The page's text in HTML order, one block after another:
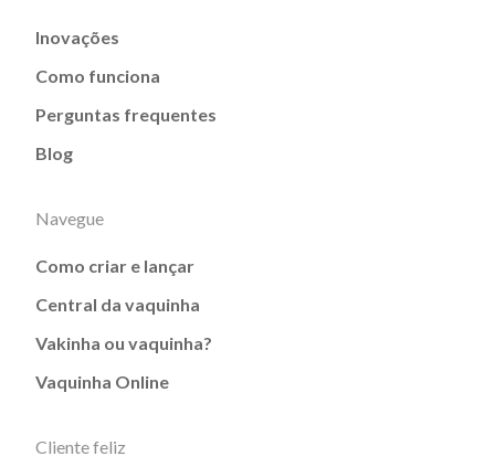
Inovações
Como funciona
Perguntas frequentes
Blog
Navegue
Como criar e lançar
Central da vaquinha
Vakinha ou vaquinha?
Vaquinha Online
Cliente feliz